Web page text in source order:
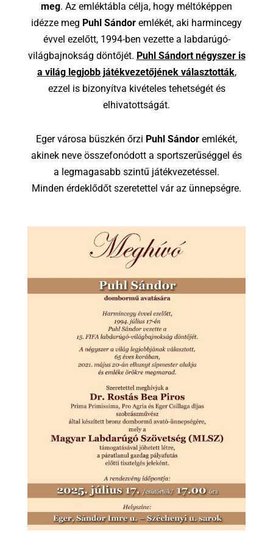
meg. Az emléktábla célja, hogy méltóképpen
idézze meg Puhl Sándor emlékét, aki harmincegy
évvel ezelőtt, 1994-ben vezette a labdarúgó-
világbajnokság döntőjét. Puhl Sándort négyszer is
a világ legjobb játékvezetőjének választották,
ezzel is bizonyítva kivételes tehetségét és
elhivatottságát.
Eger városa büszkén őrzi Puhl Sándor emlékét,
akinek neve összefonódott a sportszerűséggel és
a legmagasabb szintű játékvezetéssel.
Minden érdeklődőt szeretettel vár az ünnepségre.